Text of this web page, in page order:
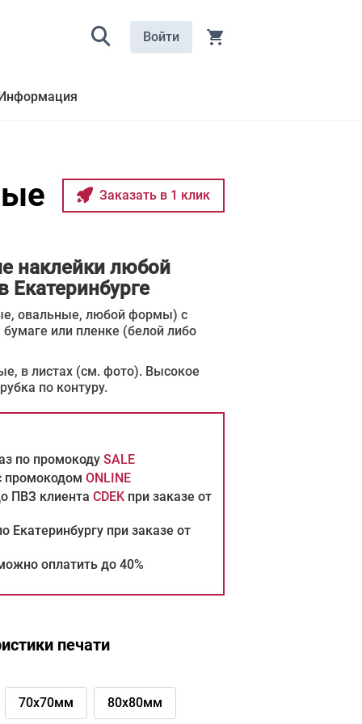
Войти
Заказать в 1 клик
наклейки любой
овальные, любой формы) с
или пленке (белой либо
в листах (см. фото). Высокое
по контуру.
по промокоду SALE
промокодом ONLINE
ПВЗ клиента CDEK при заказе от
Екатеринбургу при заказе от
оплатить до 40%
печати
70х70мм 80х80мм